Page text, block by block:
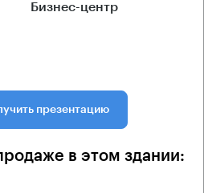
Бизнес-центр
презентацию
в этом здании: